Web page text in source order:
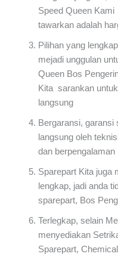
Speed Queen
tawarkan adalah
Pilihan yang
mejadi unggulan
Queen Bos
Kita sarankan
langsung
Bergaransi, garansi
langsung oleh
dan berpengalaman
Sparepart Kita juga
lengkap, jadi anda
sparepart, Bos
Terlegkap, selain
menyediakan
Sparepart,